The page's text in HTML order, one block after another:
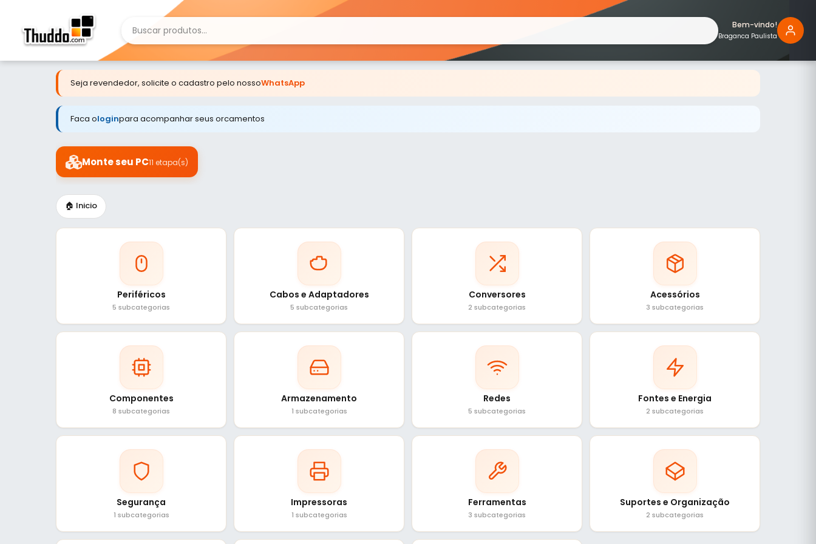
Bem-vindo!
Braganca Paulista
Seja revendedor, solicite o cadastro pelo nossoWhatsApp
Faca ologinpara acompanhar seus orcamentos
Monte seu PC11 etapa(s)
🏠 Inicio
Periféricos
5 subcategorias
Cabos e Adaptadores
5 subcategorias
Conversores
2 subcategorias
Acessórios
3 subcategorias
Componentes
8 subcategorias
Armazenamento
1 subcategorias
Redes
5 subcategorias
Fontes e Energia
2 subcategorias
Segurança
1 subcategorias
Impressoras
1 subcategorias
Ferramentas
3 subcategorias
Suportes e Organização
2 subcategorias